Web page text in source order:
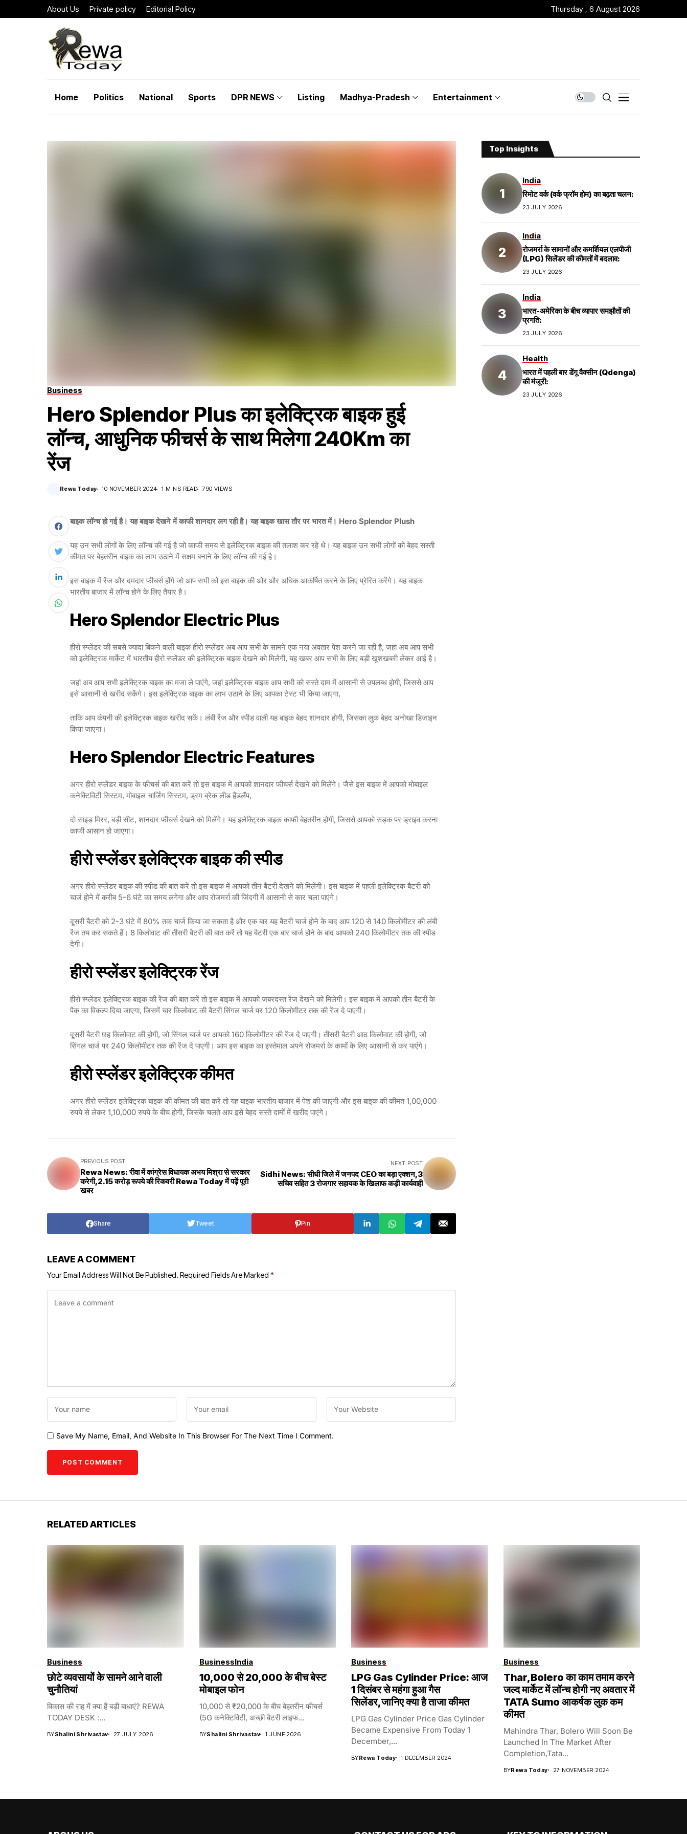
About Us Private policy Editorial Policy Thursday , 6 August 2026
Home Politics National Sports DPR NEWS Listing Madhya-Pradesh Entertainment
Business
Hero Splendor Plus का इलेक्ट्रिक बाइक हुई
लॉन्च, आधुनिक फीचर्स के साथ मिलेगा 240Km का
रेंज
Rewa Today 10 NOVEMBER 2024 1 MINS READ 790 VIEWS
बाइक लॉन्च हो गई है। यह बाइक देखने में काफी शानदार लग रही है। यह बाइक खास तौर पर भारत में। Hero Splendor Plush
यह उन सभी लोगों के लिए लॉन्च की गई है जो काफी समय से इलेक्ट्रिक बाइक की तलाश कर रहे थे। यह बाइक उन सभी लोगों को बेहद सस्ती
कीमत पर बेहतरीन बाइक का लाभ उठाने में सक्षम बनाने के लिए लॉन्च की गई है।
इस बाइक में रेंज और दमदार फीचर्स होंगे जो आप सभी को इस बाइक की ओर और अधिक आकर्षित करने के लिए प्रेरित करेंगे। यह बाइक
भारतीय बाजार में लॉन्च होने के लिए तैयार है।
Hero Splendor Electric Plus
हीरो स्प्लेंडर की सबसे ज्यादा बिकने वाली बाइक हीरो स्प्लेंडर अब आप सभी के सामने एक नया अवतार पेश करने जा रही है, जहां अब आप सभी
को इलेक्ट्रिक मार्केट में भारतीय हीरो स्प्लेंडर की इलेक्ट्रिक बाइक देखने को मिलेगी, यह खबर आप सभी के लिए बड़ी खुशखबरी लेकर आई है।
जहां अब आप सभी इलेक्ट्रिक बाइक का मजा ले पाएंगे, जहां इलेक्ट्रिक बाइक आप सभी को सस्ते दाम में आसानी से उपलब्ध होगी, जिससे आप
इसे आसानी से खरीद सकेंगे। इस इलेक्ट्रिक बाइक का लाभ उठाने के लिए आपका टेस्ट भी किया जाएगा,
ताकि आप कंपनी की इलेक्ट्रिक बाइक खरीद सकें। लंबी रेंज और स्पीड वाली यह बाइक बेहद शानदार होगी, जिसका लुक बेहद अनोखा डिजाइन
किया जाएगा।
Hero Splendor Electric Features
अगर हीरो स्प्लेंडर बाइक के फीचर्स की बात करें तो इस बाइक में आपको शानदार फीचर्स देखने को मिलेंगे। जैसे इस बाइक में आपको मोबाइल
कनेक्टिविटी सिस्टम, मोबाइल चार्जिंग सिस्टम, ड्रम ब्रेक लीड हैंडलैंप,
दो साइड मिरर, बड़ी सीट, शानदार फीचर्स देखने को मिलेंगे। यह इलेक्ट्रिक बाइक काफी बेहतरीन होगी, जिससे आपको सड़क पर ड्राइव करना
काफी आसान हो जाएगा।
हीरो स्प्लेंडर इलेक्ट्रिक बाइक की स्पीड
अगर हीरो स्प्लेंडर बाइक की स्पीड की बात करें तो इस बाइक में आपको तीन बैटरी देखने को मिलेंगी। इस बाइक में पहली इलेक्ट्रिक बैटरी को
चार्ज होने में करीब 5-6 घंटे का समय लगेगा और आप रोजमर्रा की जिंदगी में आसानी से कार चला पाएंगे।
दूसरी बैटरी को 2-3 घंटे में 80% तक चार्ज किया जा सकता है और एक बार यह बैटरी चार्ज होने के बाद आप 120 से 140 किलोमीटर की लंबी
रेंज तय कर सकते हैं। 8 किलोवाट की तीसरी बैटरी की बात करें तो यह बैटरी एक बार चार्ज होने के बाद आपको 240 किलोमीटर तक की स्पीड
देगी।
हीरो स्प्लेंडर इलेक्ट्रिक रेंज
हीरो स्प्लेंडर इलेक्ट्रिक बाइक की रेंज की बात करें तो इस बाइक में आपको जबरदस्त रेंज देखने को मिलेगी। इस बाइक में आपको तीन बैटरी के
पैक का विकल्प दिया जाएगा, जिसमें चार किलोवाट की बैटरी सिंगल चार्ज पर 120 किलोमीटर तक की रेंज दे पाएगी।
दूसरी बैटरी छह किलोवाट की होगी, जो सिंगल चार्ज पर आपको 160 किलोमीटर की रेंज दे पाएगी। तीसरी बैटरी आठ किलोवाट की होगी, जो
सिंगल चार्ज पर 240 किलोमीटर तक की रेंज दे पाएगी। आप इस बाइक का इस्तेमाल अपने रोजमर्रा के कामों के लिए आसानी से कर पाएंगे।
हीरो स्प्लेंडर इलेक्ट्रिक कीमत
अगर हीरो स्प्लेंडर इलेक्ट्रिक बाइक की कीमत की बात करें तो यह बाइक भारतीय बाजार में पेश की जाएगी और इस बाइक की कीमत 1,00,000
रुपये से लेकर 1,10,000 रुपये के बीच होगी, जिसके चलते आप इसे बेहद सस्ते दामों में खरीद पाएंगे।
PREVIOUS POST
Rewa News: रीवा में कांग्रेस विधायक अभय मिश्रा से सरकार
करेगी,2.15 करोड़ रूपये की रिकवरी Rewa Today में पढ़ें पूरी
खबर
NEXT POST
Sidhi News: सीधी जिले में जनपद CEO का बड़ा एक्शन,3
सचिव सहित 3 रोजगार सहायक के खिलाफ कड़ी कार्यवाही
Share Tweet Pin
LEAVE A COMMENT
Your Email Address Will Not Be Published. Required Fields Are Marked *
Save My Name, Email, And Website In This Browser For The Next Time I Comment.
Top Insights
India
रिमोट वर्क (वर्क फ्रॉम होम) का बढ़ता चलन:
23 JULY 2026
India
रोजमर्रा के सामानों और कमर्शियल एलपीजी
(LPG) सिलेंडर की कीमतों में बदलाव:
23 JULY 2026
India
भारत-अमेरिका के बीच व्यापार समझौतों की
प्रगति:
23 JULY 2026
Health
भारत में पहली बार डेंगू वैक्सीन (Qdenga)
की मंजूरी:
23 JULY 2026
RELATED ARTICLES
Business
छोटे व्यवसायों के सामने आने वाली
चुनौतियां
विकास की राह में क्या हैं बड़ी बाधाएं? REWA
TODAY DESK :...
BYShalini Shrivastav 27 JULY 2026
BusinessIndia
₹10,000 से ₹20,000 के बीच बेस्ट
मोबाइल फोन
10,000 से ₹20,000 के बीच बेहतरीन फीचर्स
(5G कनेक्टिविटी, अच्छी बैटरी लाइफ...
BYShalini Shrivastav 1 JUNE 2026
Business
LPG Gas Cylinder Price: आज
1 दिसंबर से महंगा हुआ गैस
सिलेंडर,जानिए क्या है ताजा कीमत
LPG Gas Cylinder Price Gas Cylinder
Became Expensive From Today 1
December,...
BYRewa Today 1 DECEMBER 2024
Business
Thar,Bolero का काम तमाम करने
जल्द मार्केट में लॉन्च होगी नए अवतार में
TATA Sumo आकर्षक लुक कम
कीमत
Mahindra Thar, Bolero Will Soon Be
Launched In The Market After
Completion,Tata...
BYRewa Today 27 NOVEMBER 2024